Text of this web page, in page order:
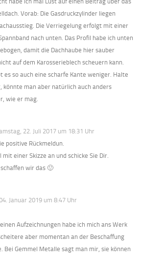
Vorab: Die Gasdruckzylinder liegen
Die Verriegelung erfolgt mit einer
nach unten. Das Profil habe ich unten
damit die Dachhaube hier sauber
auf dem Karosserieblech scheuern kann.
es so auch eine scharfe Kante weniger. Halte
könnte man aber natürlich auch anders
wie er mag.
22. Juli 2017 um 18:31 Uhr
positive Rückmeldun.
mit einer Skizze an und schicke Sie Dir.
wir das 🙂
Januar 2019 um 8:47 Uhr
Aufzeichnungen habe ich mich ans Werk
aber momentan an der Beschaffung
Bei Gemmel Metalle sagt man mir, sie können